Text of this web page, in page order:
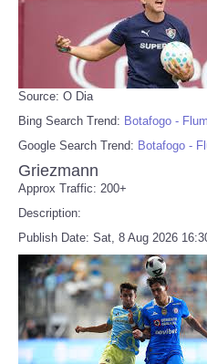
Source: O Dia
Bing Search Trend: Botafogo -
Google Search Trend: Botafogo -
Griezmann
Approx Traffic: 200+
Description:
Publish Date: Sat, 8 Aug 2026